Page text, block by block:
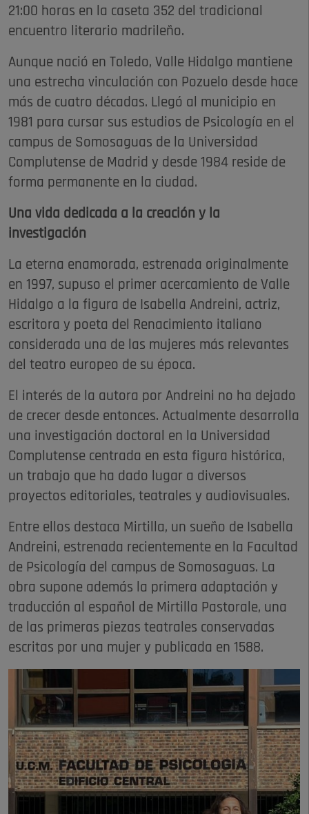
21:00 horas en la caseta 352 del tradicional
encuentro literario madrileño.
Aunque nació en Toledo, Valle Hidalgo mantiene
una estrecha vinculación con Pozuelo desde hace
más de cuatro décadas. Llegó al municipio en
1981 para cursar sus estudios de Psicología en el
campus de Somosaguas de la Universidad
Complutense de Madrid y desde 1984 reside de
forma permanente en la ciudad.
Una vida dedicada a la creación y la
investigación
La eterna enamorada, estrenada originalmente
en 1997, supuso el primer acercamiento de Valle
Hidalgo a la figura de Isabella Andreini, actriz,
escritora y poeta del Renacimiento italiano
considerada una de las mujeres más relevantes
del teatro europeo de su época.
El interés de la autora por Andreini no ha dejado
de crecer desde entonces. Actualmente desarrolla
una investigación doctoral en la Universidad
Complutense centrada en esta figura histórica,
un trabajo que ha dado lugar a diversos
proyectos editoriales, teatrales y audiovisuales.
Entre ellos destaca Mirtilla, un sueño de Isabella
Andreini, estrenada recientemente en la Facultad
de Psicología del campus de Somosaguas. La
obra supone además la primera adaptación y
traducción al español de Mirtilla Pastorale, una
de las primeras piezas teatrales conservadas
escritas por una mujer y publicada en 1588.